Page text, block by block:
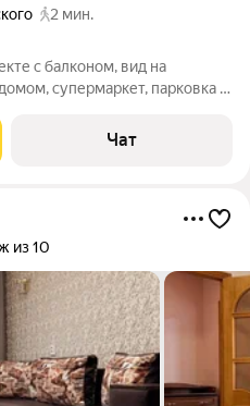
2 мин.
с балконом, вид на
супермаркет, парковка в
мосту Александра
Чат
из 10